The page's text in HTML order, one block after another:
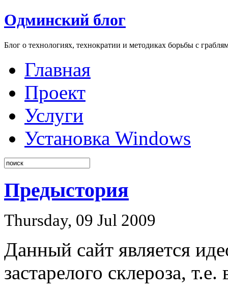
Одминский блог
Блог о технологиях, технократии и методиках борьбы с
Главная
Проект
Услуги
Установка Windows
Предыстория
Thursday, 09 Jul 2009
Данный сайт является
застарелого склероза,